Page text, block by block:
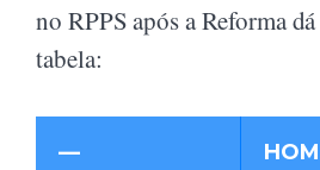
no RPPS após a Reforma
tabela:
—